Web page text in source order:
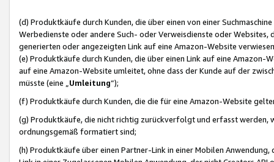
(d) Produktkäufe durch Kunden, die über einen von einer
Werbedienste oder andere Such- oder Verweisdienste oder Websites,
generierten oder angezeigten Link auf eine Amazon-Website
(e) Produktkäufe durch Kunden, die über einen Link auf eine
auf eine Amazon-Website umleitet, ohne dass der Kunde auf der
müsste (eine „ Umleitung“);
(f) Produktkäufe durch Kunden, die die für eine Amazon-Website
(g) Produktkäufe, die nicht richtig zurückverfolgt und erfasst werden,
ordnungsgemäß formatiert sind;
(h) Produktkäufe über einen Partner-Link in einer Mobilen